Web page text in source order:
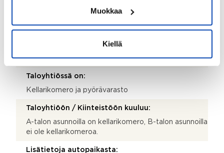
Muokkaa
Kiellä
Ei
Ei
Taloyhtiössä on:
Kellarikomero ja pyörävarasto
Taloyhtiöön / Kiinteistöön kuuluu:
A-talon asunnoilla on kellarikomero, B-talon asunnoilla
ei ole kellarikomeroa.
Lisätietoja autopaikasta: